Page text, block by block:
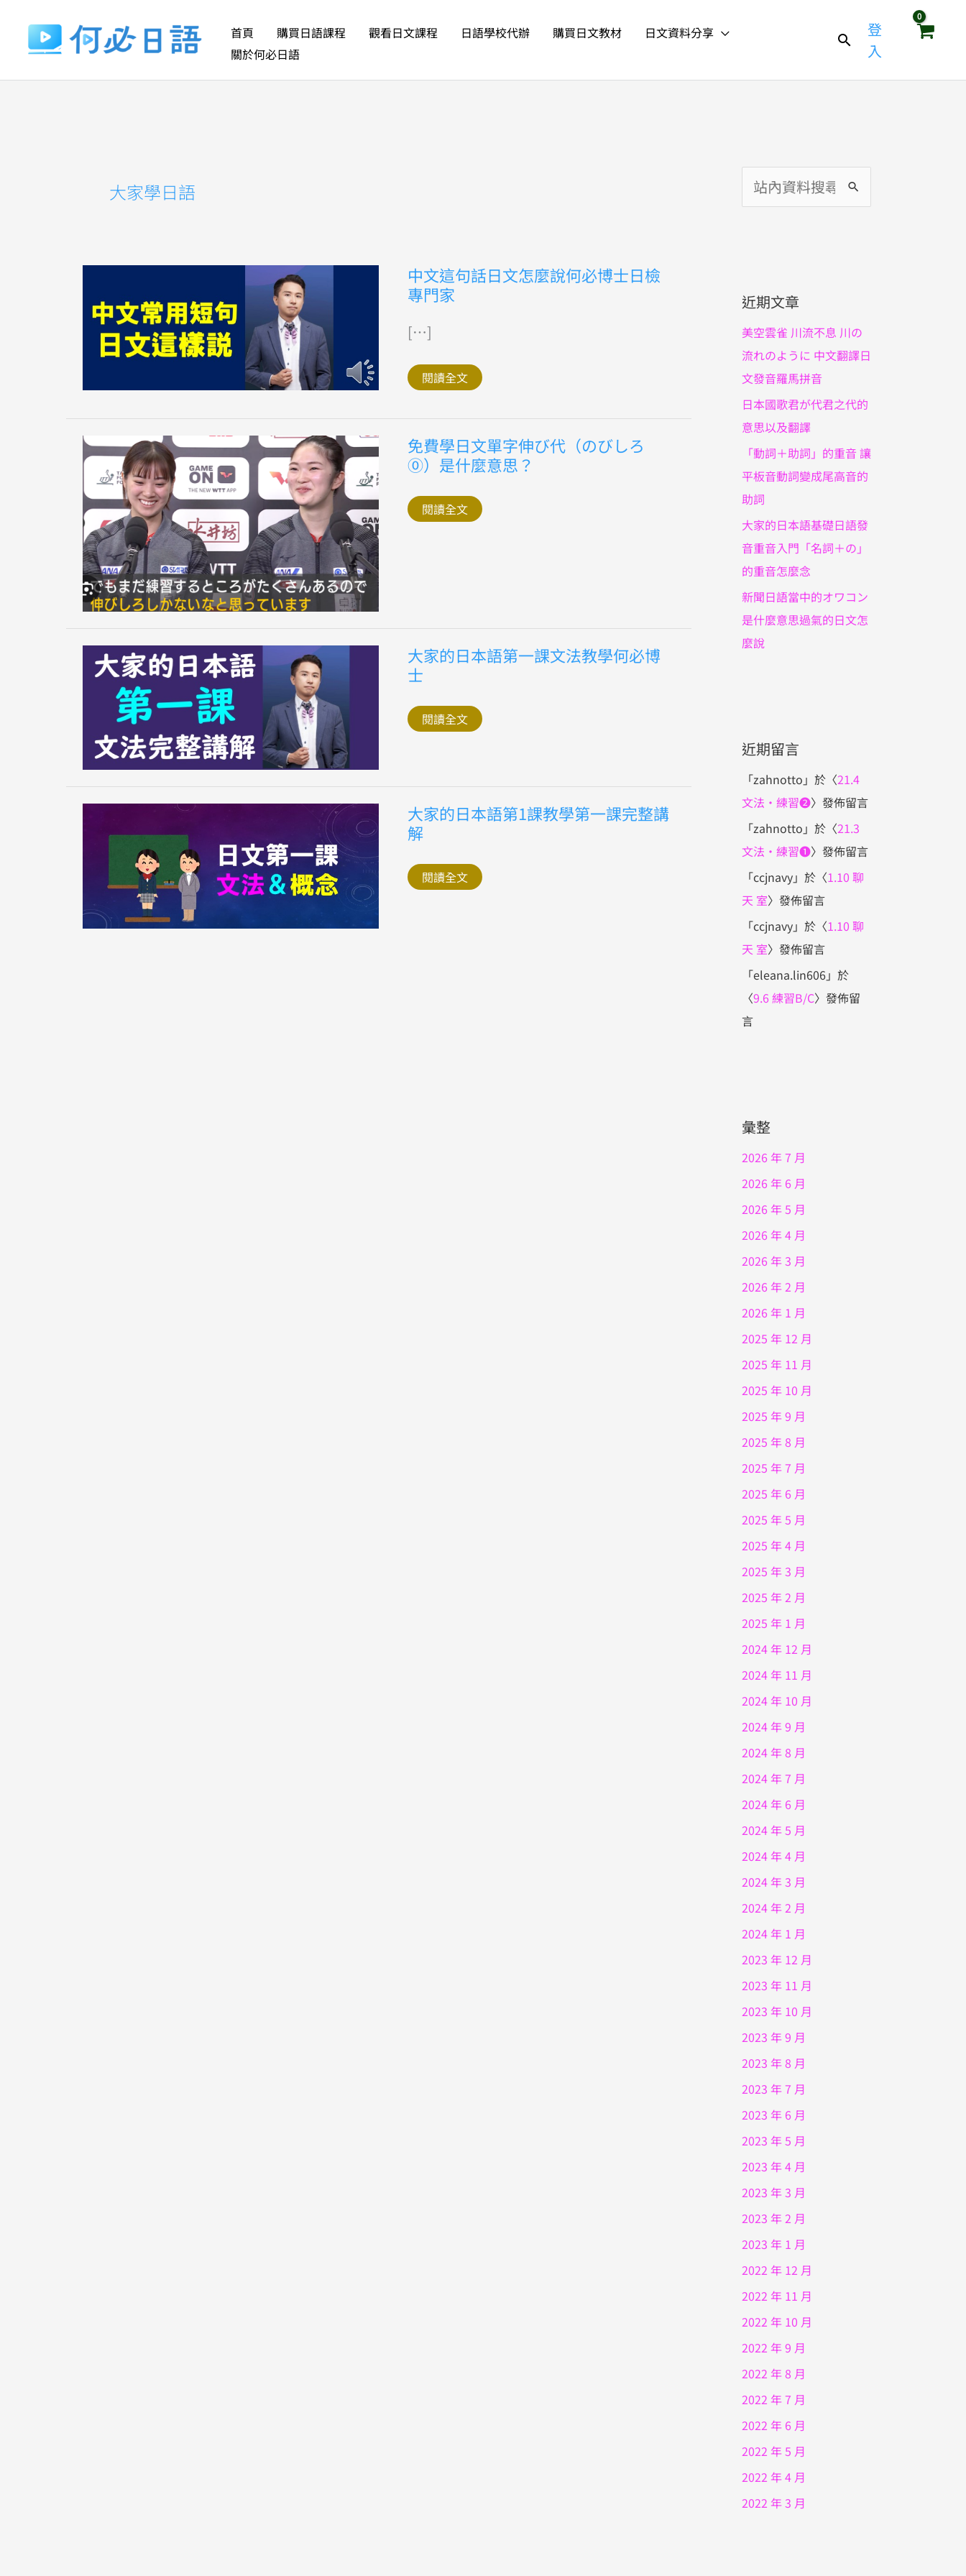
要
首頁 購買日語課程 觀看日文課程 日語學校代辦 購買日文教材
日文資料分享
關於何必日語
登
入
大家學日語
中文這句話日文怎麼說何必博士日檢
專門家
[…]
中
文
這
句
日
文
麼
說
何
士
檢
專
門
家
閱讀全文
免費學日文單字伸び代（のびしろ
⓪）是什麼意思？
免
費
學
日
單
字
伸
什
意
思？
閱讀全文
大家的日本語第一課文法教學何必博
士
大
家
的
日
語
第
一
學
必
博
士
閱讀全文
大家的日本語第1課教學第一課完整講
解
大
家
的
日
語
第
1
閱讀全文
尋
:近期文章
美空雲雀 川流不息 川の
流れのように 中文翻譯日
文發音羅馬拼音
日本國歌君が代君之代的
意思以及翻譯
「動詞＋助詞」的重音 讓
平板音動詞變成尾高音的
助詞
大家的日本語基礎日語發
音重音入門「名詞＋の」
的重音怎麼念
新聞日語當中的オワコン
是什麼意思過氣的日文怎
麼說
近期留言
「zahnotto 」於〈21.4
文法・練習❷〉發佈留言
「zahnotto 」於〈21.3
文法・練習❶〉發佈留言
「ccjnavy」於〈1.10 聊
天 室〉發佈留言
「ccjnavy」於〈1.10 聊
天 室〉發佈留言
「eleana.lin606」於
〈9.6 練習B/C〉發佈留
言
彙整
2026 年 7 月
2026 年 6 月
2026 年 5 月
2026 年 4 月
2026 年 3 月
2026 年 2 月
2026 年 1 月
2025 年 12 月
2025 年 11 月
2025 年 10 月
2025 年 9 月
2025 年 8 月
2025 年 7 月
2025 年 6 月
2025 年 5 月
2025 年 4 月
2025 年 3 月
2025 年 2 月
2025 年 1 月
2024 年 12 月
2024 年 11 月
2024 年 10 月
2024 年 9 月
2024 年 8 月
2024 年 7 月
2024 年 6 月
2024 年 5 月
2024 年 4 月
2024 年 3 月
2024 年 2 月
2024 年 1 月
2023 年 12 月
2023 年 11 月
2023 年 10 月
2023 年 9 月
2023 年 8 月
2023 年 7 月
2023 年 6 月
2023 年 5 月
2023 年 4 月
2023 年 3 月
2023 年 2 月
2023 年 1 月
2022 年 12 月
2022 年 11 月
2022 年 10 月
2022 年 9 月
2022 年 8 月
2022 年 7 月
2022 年 6 月
2022 年 5 月
2022 年 4 月
2022 年 3 月